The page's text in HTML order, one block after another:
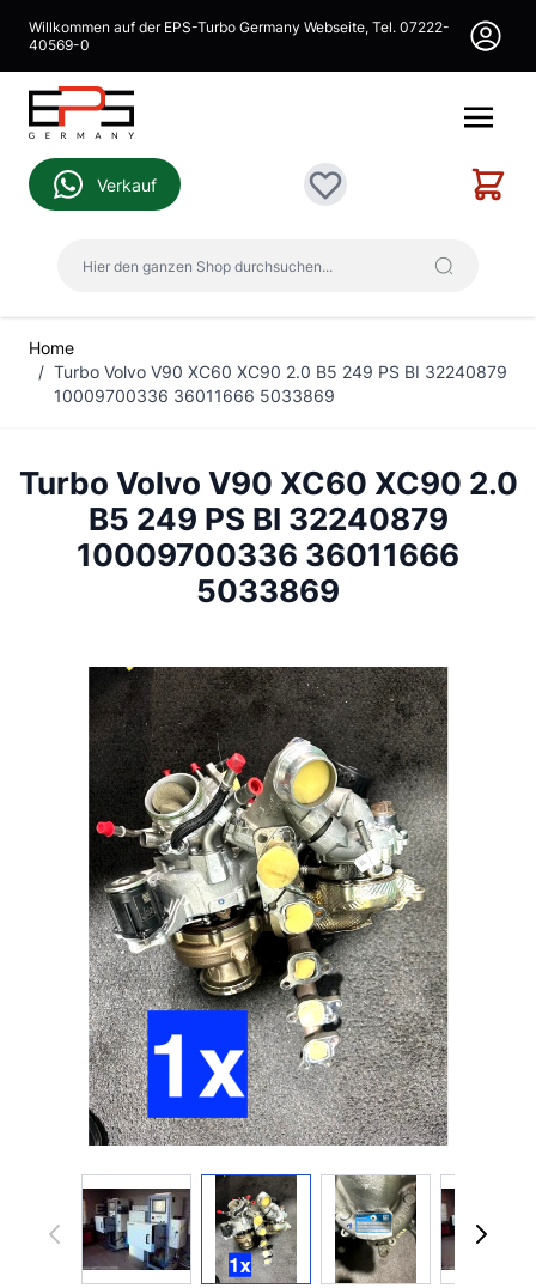
Willkommen auf der EPS-Turbo Germany Webseite, Tel. 07222-
40569-0
Verkauf
Wunschliste
Home
/ Turbo Volvo V90 XC60 XC90 2.0 B5 249 PS BI 32240879
10009700336 36011666 5033869
Turbo Volvo V90 XC60 XC90 2.0
B5 249 PS BI 32240879
10009700336 36011666
5033869
View larger imageView larger imageView larger